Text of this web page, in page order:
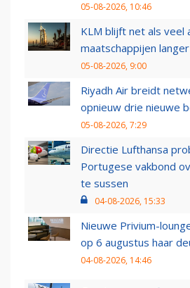
05-08-2026, 10:46
KLM blijft net als veel
maatschappijen
05-08-2026, 9:00
Riyadh Air breidt
opnieuw drie nieuwe
05-08-2026, 7:29
Directie Lufthansa
Portugese vakbond
te sussen
04-08-2026, 15:33
Nieuwe Privium-
op 6 augustus haar
04-08-2026, 14:46